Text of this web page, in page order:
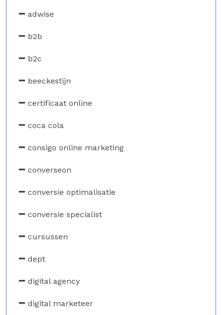
adwise
b2b
b2c
beeckestijn
certificaat online
coca cola
consigo online marketing
converseon
conversie optimalisatie
conversie specialist
cursussen
dept
digital agency
digital marketeer